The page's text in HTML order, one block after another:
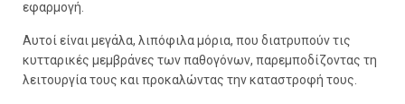
εφαρμογή.
Αυτοί είναι μεγάλα, λιπόφιλα μόρια, που διατρυπούν τις
κυτταρικές μεμβράνες των παθογόνων, παρεμποδίζοντας τη
λειτουργία τους και προκαλώντας την καταστροφή τους.